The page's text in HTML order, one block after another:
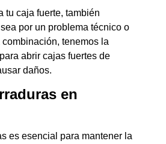
tu caja fuerte, también
por un problema técnico o
tenemos la
abrir cajas fuertes de
daños.
en
es esencial para mantener la